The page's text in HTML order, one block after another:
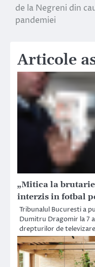
în
de la Negreni din
pandemiei
Articole
„Mitica la
interzis in fotbal
Tribunalul Bucuresti a
Dumitru Dragomir la 7
drepturilor de